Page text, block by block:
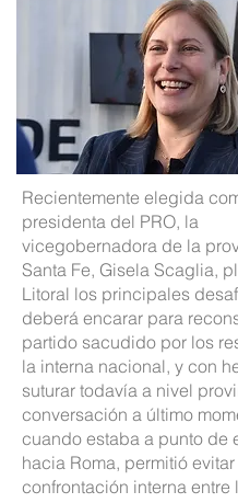
Recientemente elegida
presidenta del PRO, la
vicegobernadora de la
Santa Fe, Gisela Scaglia,
Litoral los principales
deberá encarar para
partido sacudido por los
la interna nacional, y con
suturar todavía a nivel
conversación a último
cuando estaba a punto de
hacia Roma, permitió
confrontación interna entre